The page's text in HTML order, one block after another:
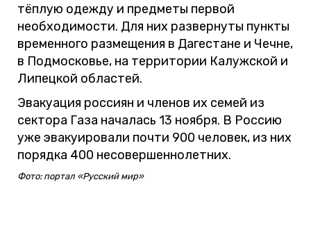
тёплую одежду и предметы первой
необходимости. Для них развернуты пункты
временного размещения в Дагестане и Чечне,
в Подмосковье, на территории Калужской и
Липецкой областей.
Эвакуация россиян и членов их семей из
сектора Газа началась 13 ноября. В Россию
уже эвакуировали почти 900 человек, из них
порядка 400 несовершеннолетних.
Фото: портал «Русский мир»